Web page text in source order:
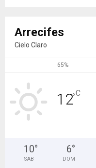
Arrecifes
Cielo Claro
65%
12°C
10°
SAB
6°
DOM